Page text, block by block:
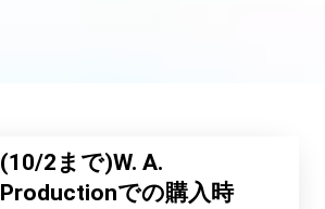
(10/2まで)W. A.
Productionでの購入時